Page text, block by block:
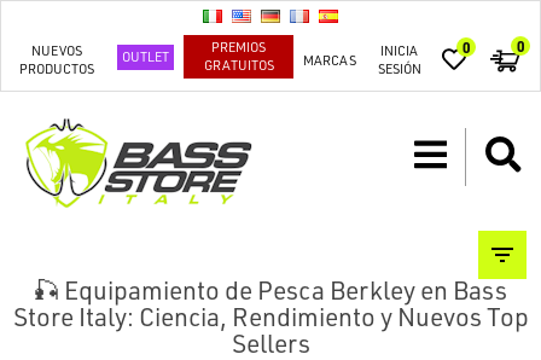
NUEVOS
PRODUCTOS
OUTLET
PREMIOS
GRATUITOS
MARCAS
INICIA
SESIÓN
0 0
🎣 Equipamiento de Pesca Berkley en Bass
Store Italy: Ciencia, Rendimiento y Nuevos Top
Sellers